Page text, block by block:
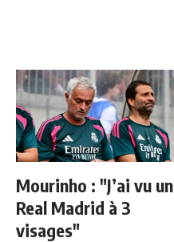
Mourinho : "J’ai vu un
Real Madrid à 3
visages"